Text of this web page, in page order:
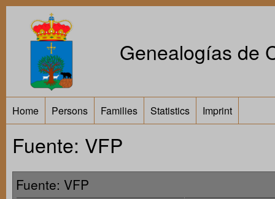
Genealogías de
Home Persons Families Statistics Imprint
Fuente: VFP
Fuente: VFP